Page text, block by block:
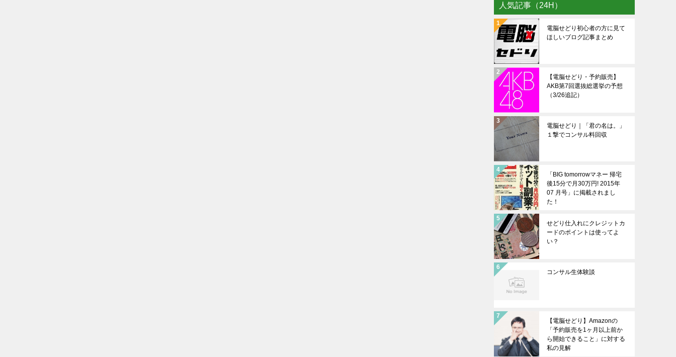
人気記事（24H）
電脳せどり初心者の方に見て
ほしいブログ記事まとめ
【電脳せどり・予約販売】
AKB第7回選抜総選挙の予想
（3/26追記）
電脳せどり｜「君の名は。」
１撃でコンサル料回収
「BIG tomorrowマネー 帰宅
後15分で月30万円! 2015年
07 月号」に掲載されまし
た！
せどり仕入れにクレジットカ
ードのポイントは使ってよ
い？
コンサル生体験談
【電脳せどり】Amazonの
「予約販売を1ヶ月以上前か
ら開始できること」に対する
私の見解